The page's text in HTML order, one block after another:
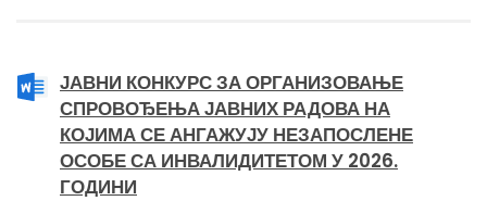
ЈАВНИ КОНКУРС ЗА ОРГАНИЗОВАЊЕ
СПРОВОЂЕЊА ЈАВНИХ РАДОВА НА
КОЈИМА СЕ АНГАЖУЈУ НЕЗАПОСЛЕНЕ
ОСОБЕ СА ИНВАЛИДИТЕТОМ У 2026.
ГОДИНИ